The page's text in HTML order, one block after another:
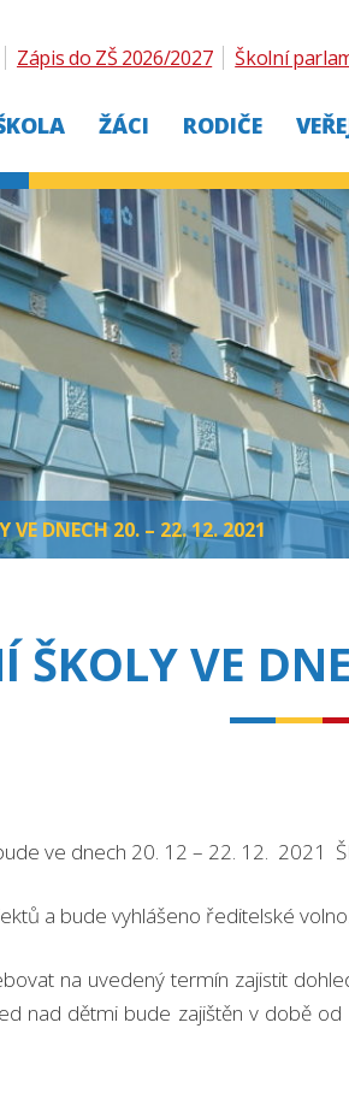
ŽÁCI RODIČE
Zápis do ZŠ 2026/2027 Školní
VE DNECH 20. – 22. 12. 2021
ŠKOLY VE
ve dnech 20. 12 – 22. 12. 2021
a bude vyhlášeno ředitelské volno.
na uvedený termín zajistit
nad dětmi bude zajištěn v době